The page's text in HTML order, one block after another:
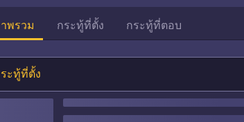
พรวม กระทู้ที่ตั้ง กระทู้ที่ตอบ
ะทู้ที่ตั้ง